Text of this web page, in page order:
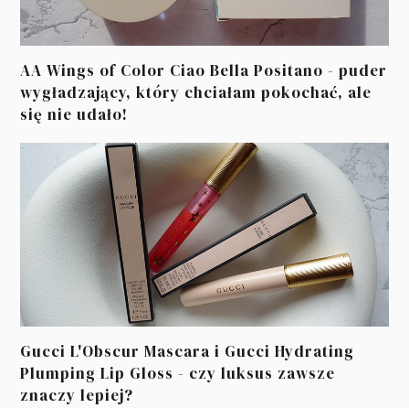
AA Wings of Color Ciao Bella Positano - puder
wygładzający, który chciałam pokochać, ale
się nie udało!
Gucci L'Obscur Mascara i Gucci Hydrating
Plumping Lip Gloss - czy luksus zawsze
znaczy lepiej?